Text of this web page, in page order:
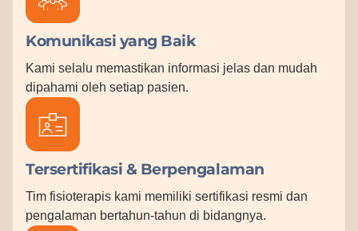
Komunikasi yang Baik
Kami selalu memastikan informasi jelas dan mudah
dipahami oleh setiap pasien.
Tersertifikasi & Berpengalaman
Tim fisioterapis kami memiliki sertifikasi resmi dan
pengalaman bertahun-tahun di bidangnya.